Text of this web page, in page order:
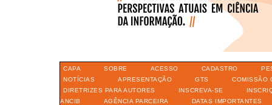
CAPA SOBRE ACESSO CADASTRO
NOTÍCIAS
APRESENTAÇÃO GTS
COMISSÃO
DIRETRIZES PARA AUTORES
INSCREVA-SE
ANCIB
AGÊNCIA PARCEIRA
DATAS IMPORTANTES